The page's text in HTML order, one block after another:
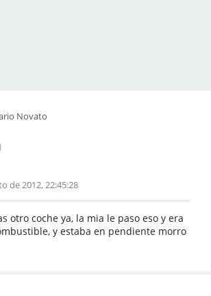
Novato
de 2012, 22:45:28
otro coche ya, la mia le paso eso y era
y estaba en pendiente morro